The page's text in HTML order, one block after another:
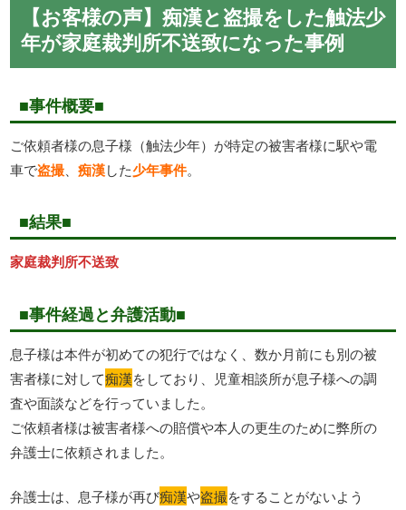
【お客様の声】痴漢と盗撮をした触法少
年が家庭裁判所不送致になった事例
■事件概要■
ご依頼者様の息子様（触法少年）が特定の被害者様に駅や電
車で盗撮 、痴漢した少年事件。
■結果■
家庭裁判所不送致
■事件経過と弁護活動■
息子様は本件が初めての犯行ではなく、数か月前にも別の被
害者様に対して痴漢をしており、児童相談所が息子様への調
査や面談などを行っていました。
ご依頼者様は被害者様への賠償や本人の更生のために弊所の
弁護士に依頼されました。
弁護士は、息子様が再び痴漢や盗撮をすることがないよう